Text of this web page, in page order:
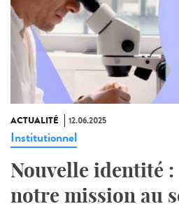
ACTUALITÉ 12.06.2025
Institutionnel
Nouvelle identité
notre mission au